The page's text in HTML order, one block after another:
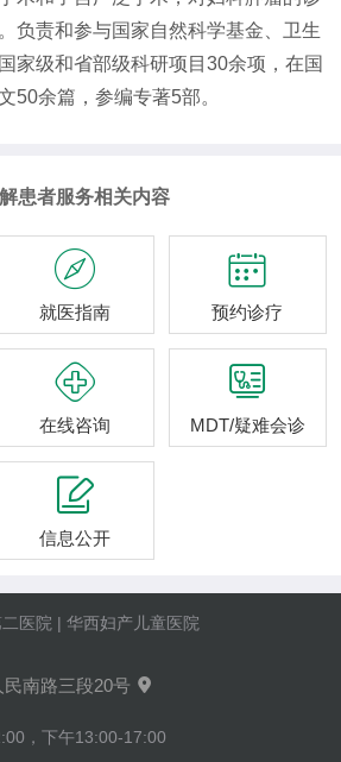
负责和参与国家自然科学基金、卫生
家级和省部级科研项目30余项，在国
50余篇，参编专著5部。
患者服务相关内容

就医指南

预约诊疗

在线咨询

MDT/疑难会诊

信息公开
医院 | 华西妇产儿童医院
南路三段20号 
，下午13:00-17:00